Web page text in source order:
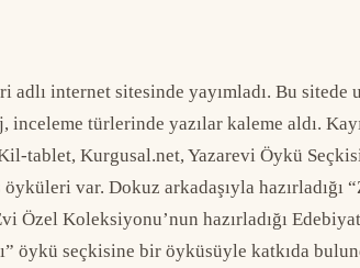
adlı internet sitesinde yayımladı. Bu
türlerinde yazılar kaleme aldı.
tablet, Kurgusal.net, Yazarevi Öykü
var. Dokuz arkadaşıyla hazırladığı
Özel Koleksiyonu’nun hazırladığı
öykü seçkisine bir öyküsüyle katkıda